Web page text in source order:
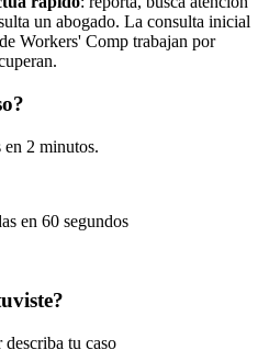
un abogado. La consulta inicial
Workers' Comp trabajan por
2 minutos.
en 60 segundos
tu caso